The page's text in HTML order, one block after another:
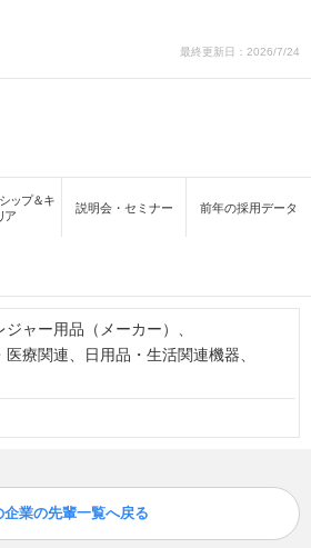
最終更新日：2026/7/24
ップ＆キ
ア
説明会・セミナー 前年の採用データ
ジャー用品（メーカー）
医療関連
日用品・生活関連機器
企業の先輩一覧へ戻る